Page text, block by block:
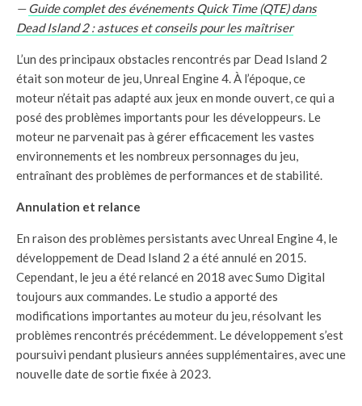
—Guide complet des événements Quick Time (QTE) dans
Dead Island 2 : astuces et conseils pour les maîtriser
L’un des principaux obstacles rencontrés par Dead Island 2
était son moteur de jeu, Unreal Engine 4. À l’époque, ce
moteur n’était pas adapté aux jeux en monde ouvert, ce qui a
posé des problèmes importants pour les développeurs. Le
moteur ne parvenait pas à gérer efficacement les vastes
environnements et les nombreux personnages du jeu,
entraînant des problèmes de performances et de stabilité.
Annulation et relance
En raison des problèmes persistants avec Unreal Engine 4, le
développement de Dead Island 2 a été annulé en 2015.
Cependant, le jeu a été relancé en 2018 avec Sumo Digital
toujours aux commandes. Le studio a apporté des
modifications importantes au moteur du jeu, résolvant les
problèmes rencontrés précédemment. Le développement s’est
poursuivi pendant plusieurs années supplémentaires, avec une
nouvelle date de sortie fixée à 2023.